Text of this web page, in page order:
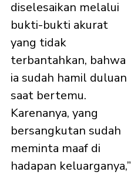
diselesaikan melalui
bukti-bukti akurat
yang tidak
terbantahkan, bahwa
ia sudah hamil duluan
saat bertemu.
Karenanya, yang
bersangkutan sudah
meminta maaf di
hadapan keluarganya,”